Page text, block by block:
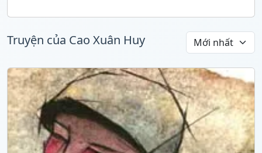
Truyện của Cao Xuân Huy